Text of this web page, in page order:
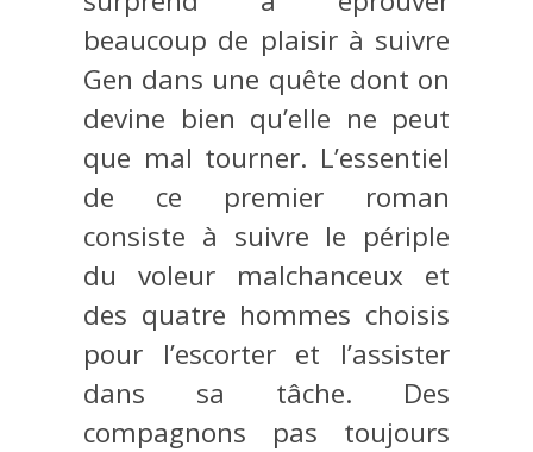
beaucoup de plaisir à suivre
Gen dans une quête dont on
devine bien qu’elle ne peut
que mal tourner. L’essentiel
de ce premier roman
consiste à suivre le périple
du voleur malchanceux et
des quatre hommes choisis
pour l’escorter et l’assister
dans sa tâche. Des
compagnons pas toujours